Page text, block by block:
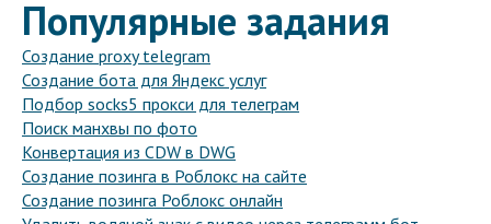
Популярные задания
Создание proxy telegram
Создание бота для Яндекс услуг
Подбор socks5 прокси для телеграм
Поиск манхвы по фото
Конвертация из CDW в DWG
Создание позинга в Роблокс на сайте
Создание позинга Роблокс онлайн